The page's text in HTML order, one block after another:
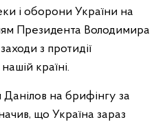
і оборони України на
Президента Володимира
з протидії
країні.
на брифінгу за
що Україна зараз